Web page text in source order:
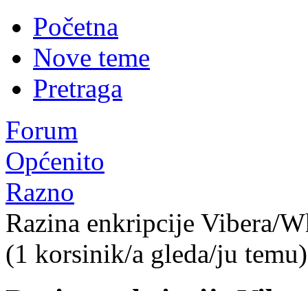
Početna
Nove teme
Pretraga
Forum
Općenito
Razno
Razina enkripcije Vibera/
(1 korsinik/a gleda/ju